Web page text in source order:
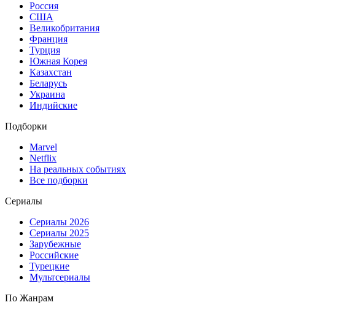
Россия
США
Великобритания
Франция
Турция
Южная Корея
Казахстан
Беларусь
Украина
Индийские
Подборки
Marvel
Netflix
На реальных событиях
Все подборки
Сериалы
Сериалы 2026
Сериалы 2025
Зарубежные
Российские
Турецкие
Мультсериалы
По Жанрам